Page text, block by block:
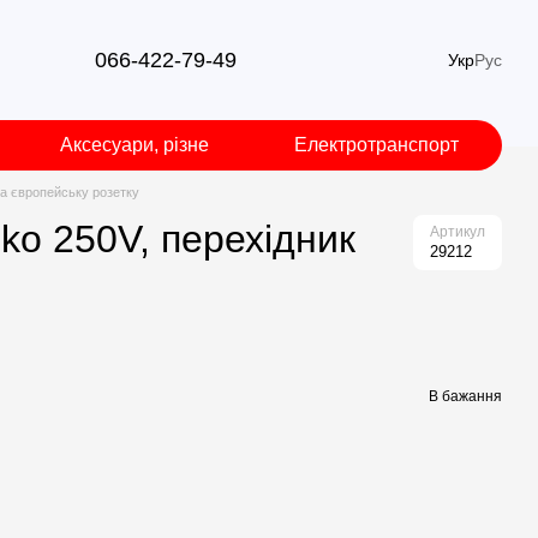
066-422-79-49 УкрРус
Аксесуари, різне Електротранспорт
європейську розетку
250V, перехідник
Артикул
29212
В бажання